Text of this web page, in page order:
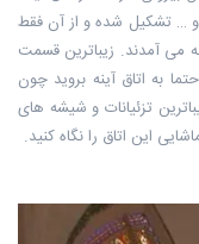
و … تشکیل شده و از آن فقط
می آمدند. زیباترین قسمت
به اتاق آینه بروید چون
تزئیانات و شیشه های
این اتاق را نگاه کنید.